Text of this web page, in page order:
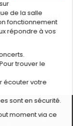
Montcalm!
la musique -